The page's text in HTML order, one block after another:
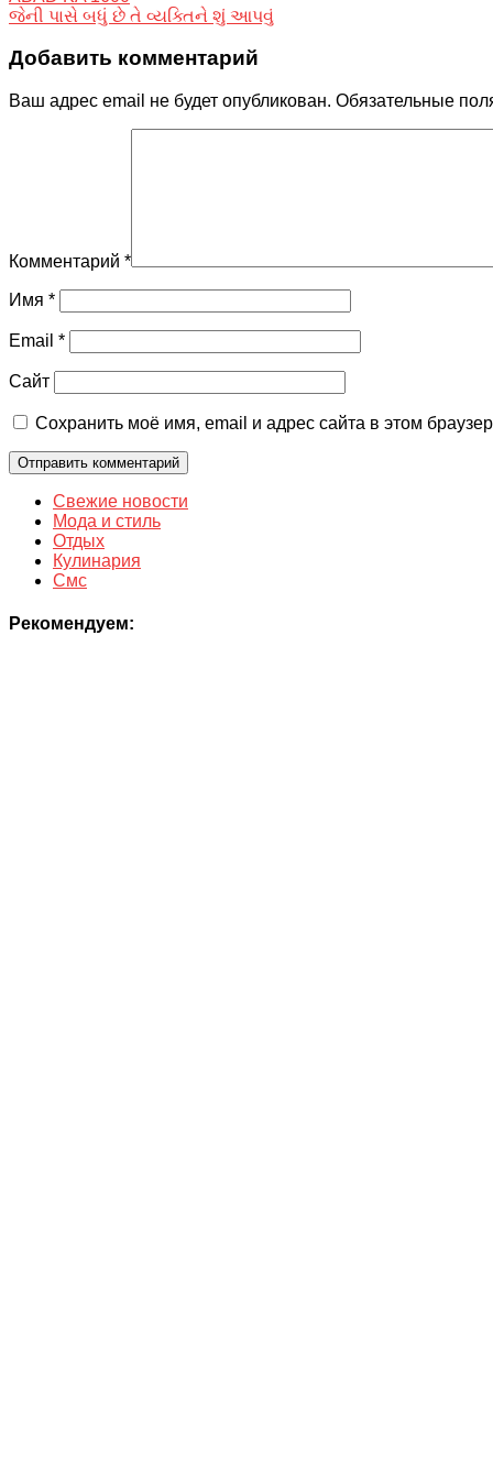
જેની પાસે બધું છે તે વ્યક્તિને શું આપવું
Добавить комментарий
Ваш адрес email не будет опубликован. Обязательные
Комментарий *
Имя *
Email *
Сайт
Сохранить моё имя, email и адрес сайта в этом
Свежие новости
Мода и стиль
Отдых
Кулинария
Смс
Рекомендуем: